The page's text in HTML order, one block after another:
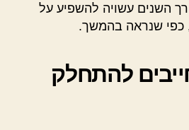
השנים עשויה להשפיע על
כפי שנראה בהמשך.
להתחלק